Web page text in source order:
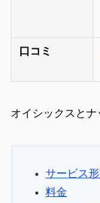
口コミ
オイシックスと
サービス
料金